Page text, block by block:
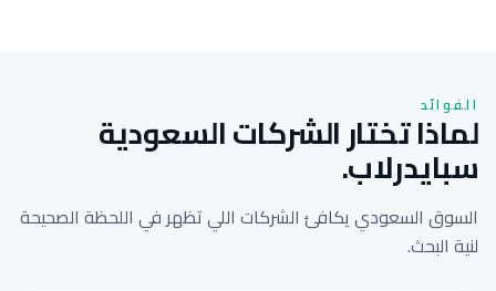
الفوائد
لماذا تختار الشركات السعودية
سبايدرلاب.
السوق السعودي يكافئ الشركات اللي تظهر في اللحظة الصحيحة
لنية البحث.